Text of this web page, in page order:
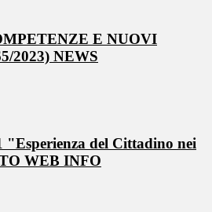
E NUOVI
2023) NEWS
"Esperienza del Cittadino nei
WEB INFO